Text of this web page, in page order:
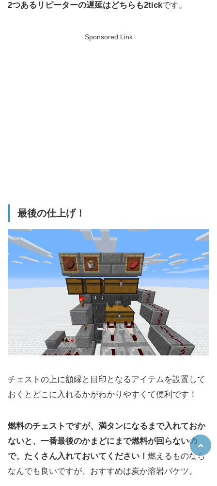
2つあるリピーターの遅延はどちらも2tickです。
Sponsored Link
最後の仕上げ！
チェストの上に額縁と目印となるアイテムを設置して
おくとどこに入れるかがわかりやすくて便利です！
燃料のチェストですが、満タンになるまで入れておか
ないと、一番最後のかまどにまで燃料が回らないの
で、たくさん入れておいてください！ 燃えるものなら
なんでも良いですが、おすすめは炭か溶岩バケツ。